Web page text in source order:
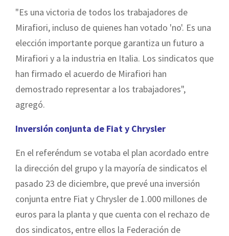
"Es una victoria de todos los trabajadores de
Mirafiori, incluso de quienes han votado 'no'. Es una
elección importante porque garantiza un futuro a
Mirafiori y a la industria en Italia. Los sindicatos que
han firmado el acuerdo de Mirafiori han
demostrado representar a los trabajadores",
agregó.
Inversión conjunta de Fiat y Chrysler
En el referéndum se votaba el plan acordado entre
la dirección del grupo y la mayoría de sindicatos el
pasado 23 de diciembre, que prevé una inversión
conjunta entre Fiat y Chrysler de 1.000 millones de
euros para la planta y que cuenta con el rechazo de
dos sindicatos, entre ellos la Federación de